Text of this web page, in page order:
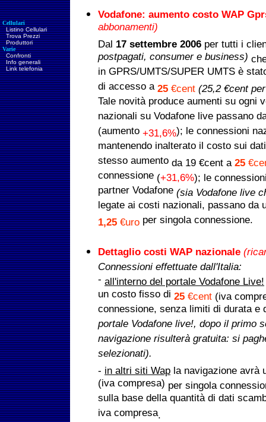
Cellulari
Listino Cellulari
Trova Prezzi
Produttori
Varie
Confronti
Info generali
Link telefonia
Vodafone: aumento costo WAP
abbonamenti)
Dal 17 settembre 2006 per tutti i
postpagati, consumer e business)
in GPRS/UMTS/SUPER UMTS è
di accesso a 25 €cent (25,2 €cent
Tale novità produce aumenti su ogni
nazionali su Vodafone live passano
(aumento +31,6%); le connessioni
mantenendo inalterato il costo sui
stesso aumento da 19 €cent a 25
connessione (+31,6%); le
partner Vodafone (sia Vodafone live
legate ai costi nazionali, passano da
1,25 €uro per singola connessione.
Dettaglio costi WAP nazionale
Connessioni effettuate dall'Italia:
- all'interno del portale Vodafone Live!
un costo fisso di 25 €cent (iva
connessione, senza limiti di durata
portale Vodafone live!, dopo il primo
navigazione risulterà gratuita: si
selezionati).
- in altri siti Wap la navigazione avrà
(iva compresa) per singola
sulla base della quantità di dati
iva compresa.